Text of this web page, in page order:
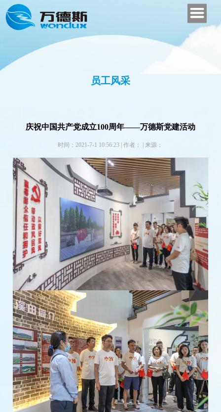
员工风采
庆祝中国共产党成立100周年——万德斯党建活动
时间：2021-7-1 10:56:23 |作者： |来源：